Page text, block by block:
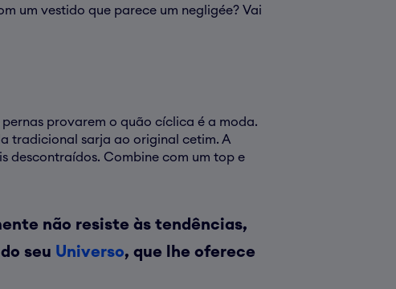
um vestido que parece um negligée? Vai
provarem o quão cíclica é a moda.
tradicional sarja ao original cetim. A
descontraídos. Combine com um top e
não resisteàs tendências,
seu Universo, que lhe oferece